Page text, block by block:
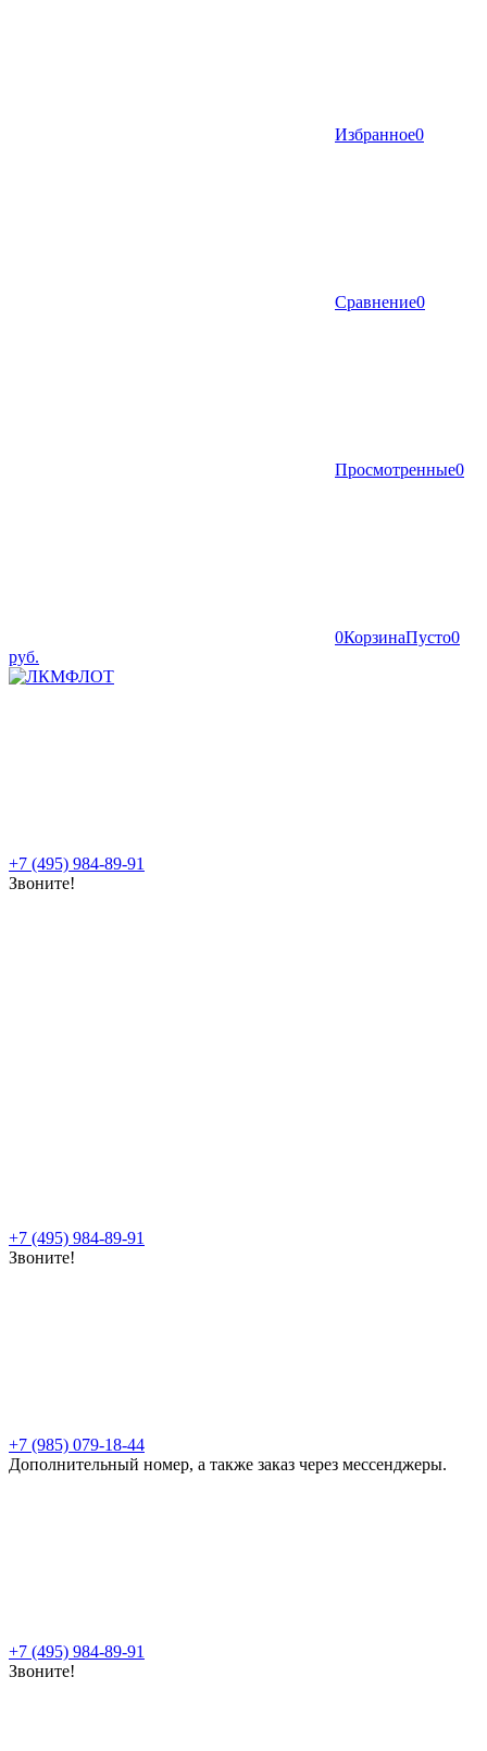
Избранное0
Сравнение0
Просмотренные0
0КорзинаПусто0
руб.
+7 (495) 984-89-91
Звоните!
+7 (495) 984-89-91
Звоните!
+7 (985) 079-18-44
Дополнительный номер, а также заказ через мессенджеры.
+7 (495) 984-89-91
Звоните!